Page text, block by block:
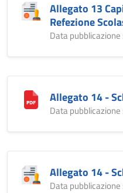
Allegato 13
Refezione
Data
Allegato 14 -
Data
Allegato 14 -
Data